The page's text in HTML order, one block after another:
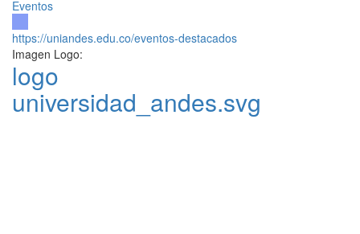
Eventos
https://uniandes.edu.co/eventos-destacados
Imagen Logo:
logo
universidad_andes.svg